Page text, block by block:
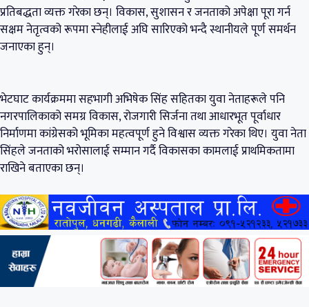
प्रतिबद्धता व्यक्त गरेका छन्। विकास, सुशासन र जनताको अपेक्षा पूरा गर्न
सक्षम नेतृत्वको रूपमा स्नेहीलाई अघि सारिएको भन्दै स्थानीयले पूर्ण समर्थन
जनाएका हुन्।
भेटघाट कार्यक्रममा सहभागी अभिषेक सिंह सहितका युवा नेताहरूले पनि
नगरपालिकाको समग्र विकास, रोजगारी सिर्जना तथा आधारभूत पूर्वाधार
निर्माणमा कांग्रेसको भूमिका महत्वपूर्ण हुने विश्वास व्यक्त गरेका थिए। युवा नेता
सिंहले जनताको भरोसालाई सम्मान गर्दै विकासका कामलाई प्राथमिकतामा
राखिने बताएका छन्।